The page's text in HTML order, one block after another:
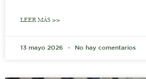
LEER MÁS >>
13 mayo 2026 No hay comentarios